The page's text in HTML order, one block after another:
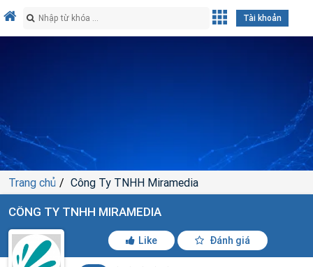
Tài khoản
Trang chủ Công Ty TNHH Miramedia
CÔNG TY TNHH MIRAMEDIA
Like Đánh giá